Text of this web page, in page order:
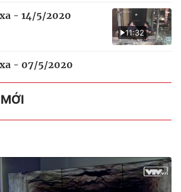
11:32
- 14/5/2020
- 07/5/2020